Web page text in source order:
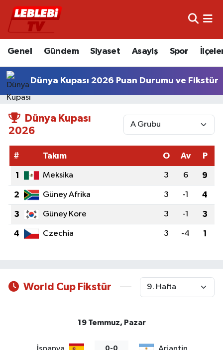
Genel Gündem Siyaset Asayiş Spor
Dünya Kupası 2026 Puan Durumu ve Fikstür
Dünya Kupası
2026
# Takım O Av P
1 Meksika 3 6 9
2 Güney Afrika 3 -1 4
3 Güney Kore 3 -1 3
4 Czechia 3 -4 1
World Cup Fikstür
19 Temmuz, Pazar
0-0
Hava Durumu
Trafik Durumu
Süper Lig Puan Durumu ve Fikstür
Son Dakika Haberleri
Haber Arşivi